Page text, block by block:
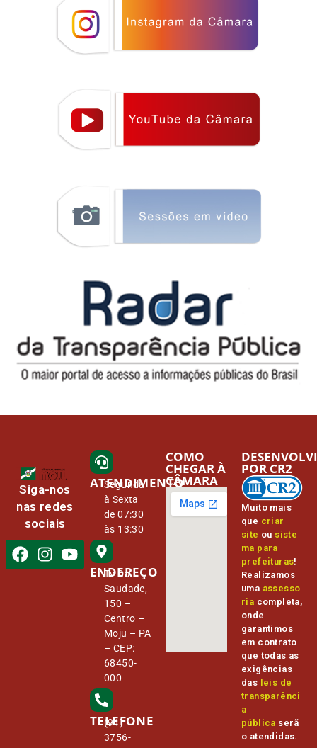
Siga-nos
nas redes
sociais
ATENDIMENTO
Segunda
à Sexta
de 07:30
às 13:30
ENDEREÇO
Tv Da
Saudade,
150 –
Centro –
Moju – PA
– CEP:
68450-
000
TELEFONE
(91)
3756-
COMO
CHEGAR À
CÂMARA
Muito mais
que criar
site ou siste
ma para
prefeituras!
Realizamos
uma assesso
ria completa,
onde
garantimos
em contrato
que todas as
exigências
das leis de
transparênci
a
pública serã
o atendidas.
POR CR2